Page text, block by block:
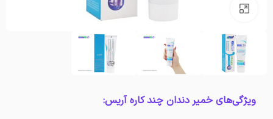
ویژگی‌های خمیر دندان چند کاره آریس: